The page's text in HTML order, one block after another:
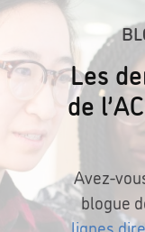
Les
de
Avez-
blogue
lignes